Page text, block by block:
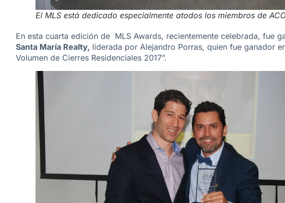
El MLS está dedicado especialmente atodos los miembros de
En esta cuarta edición de MLS Awards, recientemente celebrada, fue
Santa María Realty, liderada por Alejandro Porras, quien fue ganador
Volumen de Cierres Residenciales 2017”.